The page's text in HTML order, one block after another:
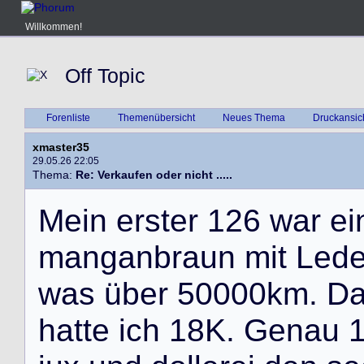
Willkommen!
Off Topic
Forenliste Themenübersicht Neues Thema
xmaster35
29.05.26 22:05
Thema: Re: Verkaufen oder nicht .....
Mein erster 126 war ei
manganbraun mit Led
was über 50000km. D
hatte ich 18K. Genau